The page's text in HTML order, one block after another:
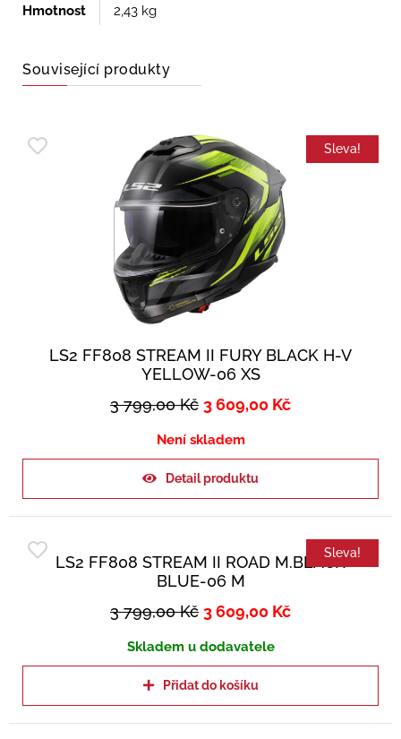
Hmotnost 2,43 kg
Související produkty
Sleva!
LS2 FF808 STREAM II FURY BLACK H-V
YELLOW-06 XS
3 799,00Kč 3 609,00 Kč
Není skladem
Detail produktu
Sleva!
LS2 FF808 STREAM II ROAD M.BLACK
BLUE-06 M
3 799,00Kč 3 609,00 Kč
Skladem u dodavatele
Přidat do košíku